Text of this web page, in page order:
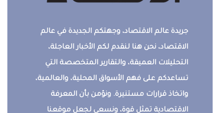
جريدة عالم الاقتصاد، وجهتكم الجديدة في عالم
الاقتصاد، نحن هنا لنقدم لكم الأخبار العاجلة،
التحليلات العميقة، والتقارير المتخصصة التي
تساعدكم على فهم الأسواق المحلية، والعالمية،
واتخاذ قرارات مستنيرة. ونؤمن بأن المعرفة
الاقتصادية تمثل قوة، ونسعى لجعل موقعنا